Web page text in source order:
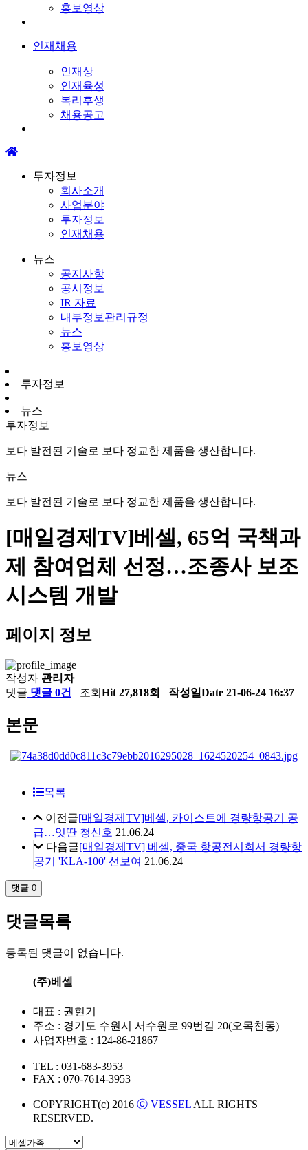
홍보영상
인재채용
인재상
인재육성
복리후생
채용공고
투자정보
회사소개
사업분야
투자정보
인재채용
뉴스
공지사항
공시정보
IR 자료
내부정보관리규정
뉴스
홍보영상
투자정보
뉴스
투자정보
보다 발전된 기술로 보다 정교한 제품을 생산합니다.
뉴스
보다 발전된 기술로 보다 정교한 제품을 생산합니다.
[매일경제TV]베셀, 65억 국책과
제 참여업체 선정…조종사 보조
시스템 개발
페이지 정보
작성자 관리자
댓글 댓글 0건 조회 Hit 27,818회 작성일Date 21-06-24 16:37
본문
목록
이전글[매일경제TV]베셀, 카이스트에 경량항공기 공
급…잇딴 청신호 21.06.24
다음글[매일경제TV] 베셀, 중국 항공전시회서 경량항
공기 'KLA-100' 선보여 21.06.24
댓글 0
댓글목록
등록된 댓글이 없습니다.
(주)베셀
대표 : 권현기
주소 : 경기도 수원시 서수원로 99번길 20(오목천동)
사업자번호 : 124-86-21867
TEL : 031-683-3953
FAX : 070-7614-3953
COPYRIGHT(c) 2016 ⓒ VESSEL ALL RIGHTS
RESERVED.